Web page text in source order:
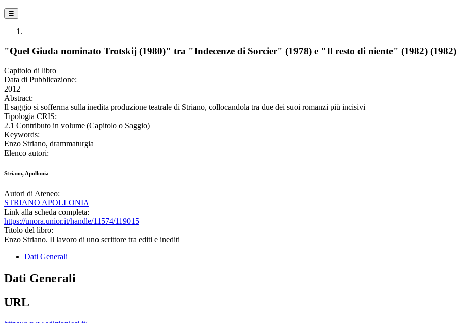
☰
"Quel Giuda nominato Trotskij (1980)" tra "Indecenze di Sorcier" (1978) e "Il resto di niente" (1982) (1982)
Capitolo di libro
Data di Pubblicazione:
2012
Abstract:
Il saggio si sofferma sulla inedita produzione teatrale di Striano, collocandola tra due dei suoi romanzi più incisivi
Tipologia CRIS:
2.1 Contributo in volume (Capitolo o Saggio)
Keywords:
Enzo Striano, drammaturgia
Elenco autori:
Striano, Apollonia
Autori di Ateneo:
STRIANO APOLLONIA
Link alla scheda completa:
https://unora.unior.it/handle/11574/119015
Titolo del libro:
Enzo Striano. Il lavoro di uno scrittore tra editi e inediti
Dati Generali
Dati Generali
URL